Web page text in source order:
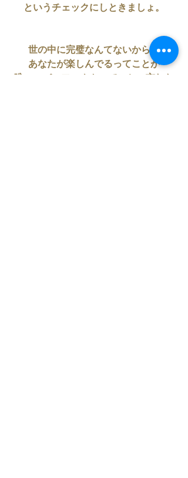
というチェックにしときましょ。
世の中に完璧なんてないから。
あなたが楽しんでるってことが